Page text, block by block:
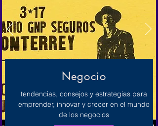
Negocio
tendencias, consejos y estrategias para
emprender, innovar y crecer en el mundo
de los negocios